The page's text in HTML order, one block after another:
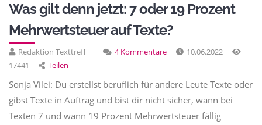
Was gilt denn jetzt: 7 oder 19 Prozent
Mehrwertsteuer auf Texte?
Redaktion Texttreff 4 Kommentare
10.06.2022
17441
Teilen
Sonja Vilei: Du erstellst beruflich für andere Leute Texte oder
gibst Texte in Auftrag und bist dir nicht sicher, wann bei
Texten 7 und wann 19 Prozent Mehrwertsteuer fällig